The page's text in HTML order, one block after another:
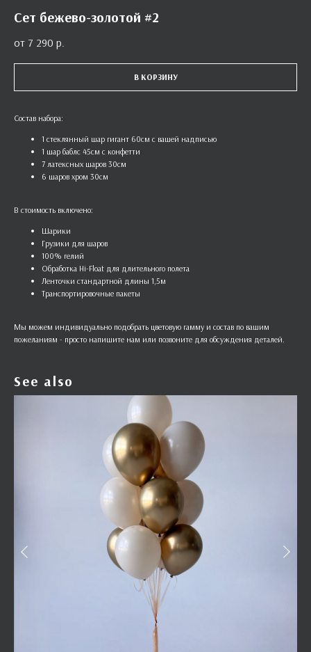
Сет бежево-золотой #2
7 290 р.
В КОРЗИНУ
Состав набора:
1 стеклянный шар гигант 60см с вашей надписью
1 шар баблс 45см с конфетти
7 латексных шаров 30см
6 шаров хром 30см
В стоимость включено:
Шарики
Грузики для шаров
100% гелий
Обработка Hi-Float для длительного полета
Ленточки стандартной длины 1,5м
Транспортировочные пакеты
Мы можем индивидуально подобрать цветовую гамму и состав по вашим
пожеланиям - просто напишите нам или позвоните для обсуждения деталей.
See also